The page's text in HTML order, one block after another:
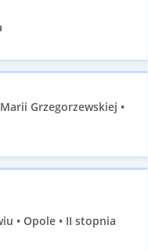
Grzegorzewskiej •
• Opole • II stopnia